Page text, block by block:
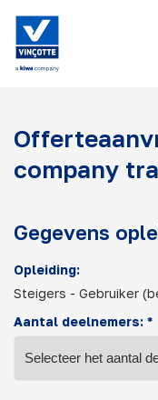
online
op uw locatie
over ons
FAQ
company
Gegevens
Opleiding:
Steigers - Gebruiker
Aantal deelnemers: *